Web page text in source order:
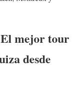
mejor tour
desde